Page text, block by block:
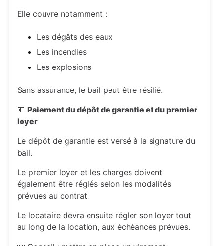
Elle couvre notamment :
Les dégâts des eaux
Les incendies
Les explosions
Sans assurance, le bail peut être résilié.
💶 Paiement du dépôt de garantie et du premier
loyer
Le dépôt de garantie est versé à la signature du
bail.
Le premier loyer et les charges doivent
également être réglés selon les modalités
prévues au contrat.
Le locataire devra ensuite régler son loyer tout
au long de la location, aux échéances prévues.